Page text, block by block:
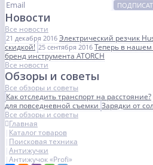
Новости
Все новости
21 декабря 2016 Электрический резчик
скидкой! 25 сентября 2016 Теперь в нашем
бренд инструмента ATORCH
Все новости
Обзоры и советы
Все обзоры и советы
Как отследить транспорт на расстояние?
для повседневной съемкиЗарядки от
Все обзоры и советы
Главная
Каталог товаров
Поисковая техника
Антижучки
Антижучок «Profi»